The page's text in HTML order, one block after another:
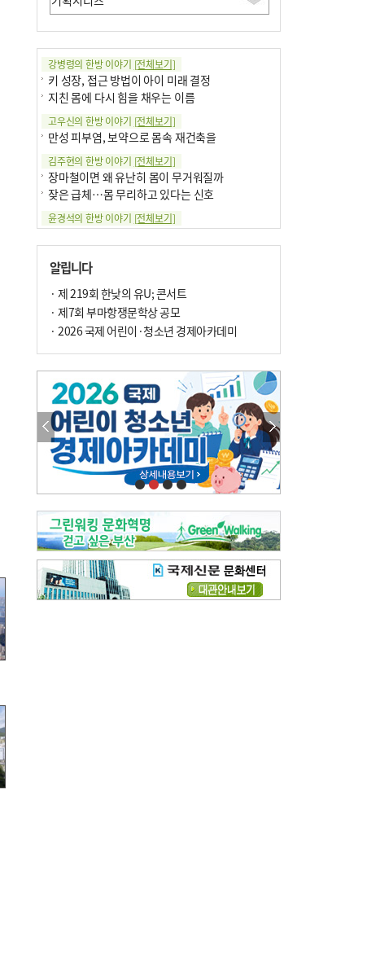
강병령의 한방 이야기 [전체보기]
키 성장, 접근 방법이 아이 미래 결정
지친 몸에 다시 힘을 채우는 이름
고우신의 한방 이야기 [전체보기]
만성 피부염, 보약으로 몸속 재건축을
김주현의 한방 이야기 [전체보기]
장마철이면 왜 유난히 몸이 무거워질까
잦은 급체…몸 무리하고 있다는 신호
윤경석의 한방 이야기 [전체보기]
땀 멈추려 하지 말고 원인부터 찾아야
손 떨림, 늙음 증거일까 질병 신호일까
윤화정의 한방 이야기
냉기 직접 닿으면 ‘구안와사’ 위험
의료 다이제스트[전체보기]
환자경험평가 지역 1위·전국 2위 外
이유림의 한방 이야기[전체보기]
한방치료, 통증 관리의 새 해법
정영자 시민기자의 웰니스 [전체보기]
습한 여름…몸 깨우는 ‘순환 처방전’
자연·쉼에서 찾는 ‘웰니스 처방전’
조성우의 한방 이야기[전체보기]
봄의 설렘보다 먼저 내 몸의 달램
진료실에서[전체보기]
B형 간염은 ‘간암 시한폭탄’…비활동기 환자도 꼭 6개월 주기 검사
최수지의 한방 이야기 [전체보기]
‘생리 안 해서 편하다’는 위험한 착각
알립니다
· 제 219회 한낮의 유U; 콘서트
· 제7회 부마항쟁문학상 공모
· 2026 국제 어린이·청소년 경제아카데미